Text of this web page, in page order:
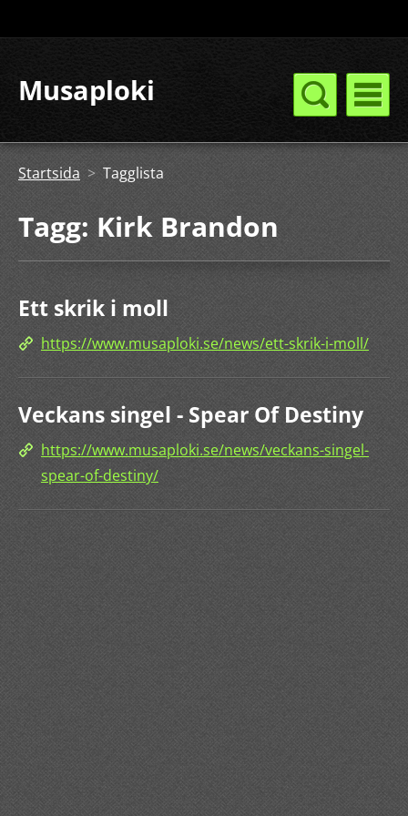
Musaploki
Startsida > Tagglista
Tagg: Kirk Brandon
Ett skrik i moll
https://www.musaploki.se/news/ett-skrik-i-moll/
Veckans singel - Spear Of Destiny
https://www.musaploki.se/news/veckans-singel-
spear-of-destiny/